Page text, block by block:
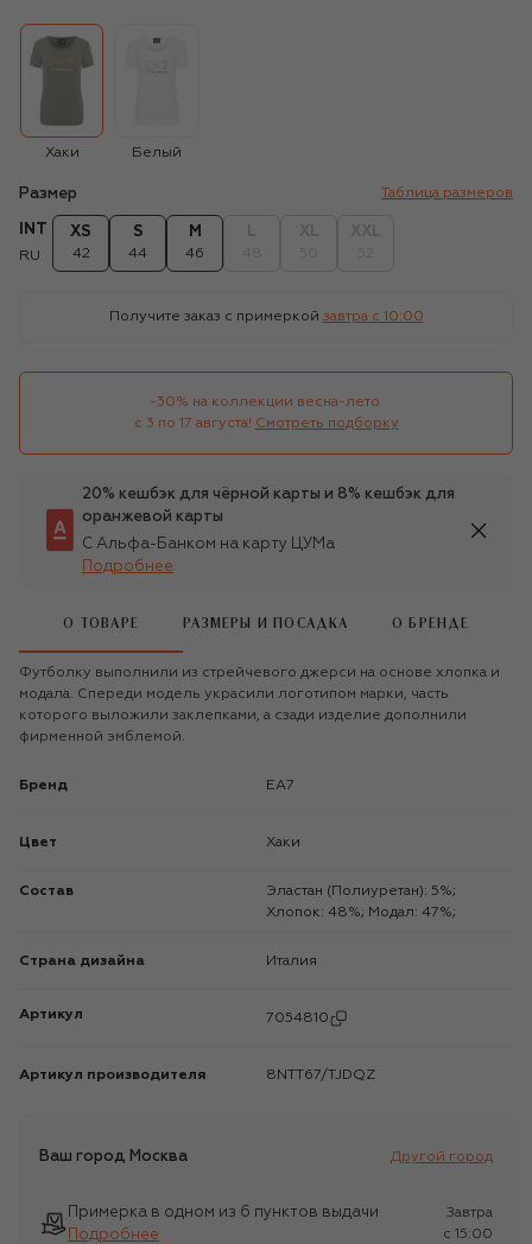
Хаки Белый
Размер Таблица размеров
INT
RU
XS
42
S
44
M
46
Получите заказ с примеркой завтра c 10:00
-30% на коллекции весна-лето
с 3 по 17 августа! Смотреть подборку
20% кешбэк для чёрной карты и 8% кешбэк для
оранжевой карты
С Альфа-Банком на карту ЦУМа
Подробнее
О ТОВАРЕ РАЗМЕРЫ И ПОСАДКА О БРЕНДЕ
Футболку выполнили из стрейчевого джерси на основе хлопка и
модала. Спереди модель украсили логотипом марки, часть
которого выложили заклепками, а сзади изделие дополнили
фирменной эмблемой.
Бренд EA7
Цвет Хаки
Состав
Эластан (Полиуретан): 5%;
Хлопок: 48%; Модал: 47%;
Страна дизайна Италия
Артикул 7054810
Артикул производителя 8NTT67/TJDQZ
Ваш город Москва Другой город
Примерка в одном из 6 пунктов выдачи
Подробнее
Завтра
c 15:00